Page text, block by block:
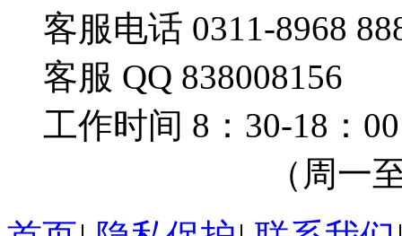
客服电话 0311-8968
客服 QQ 838008156
工作时间 8：30-18：00
（周一至周